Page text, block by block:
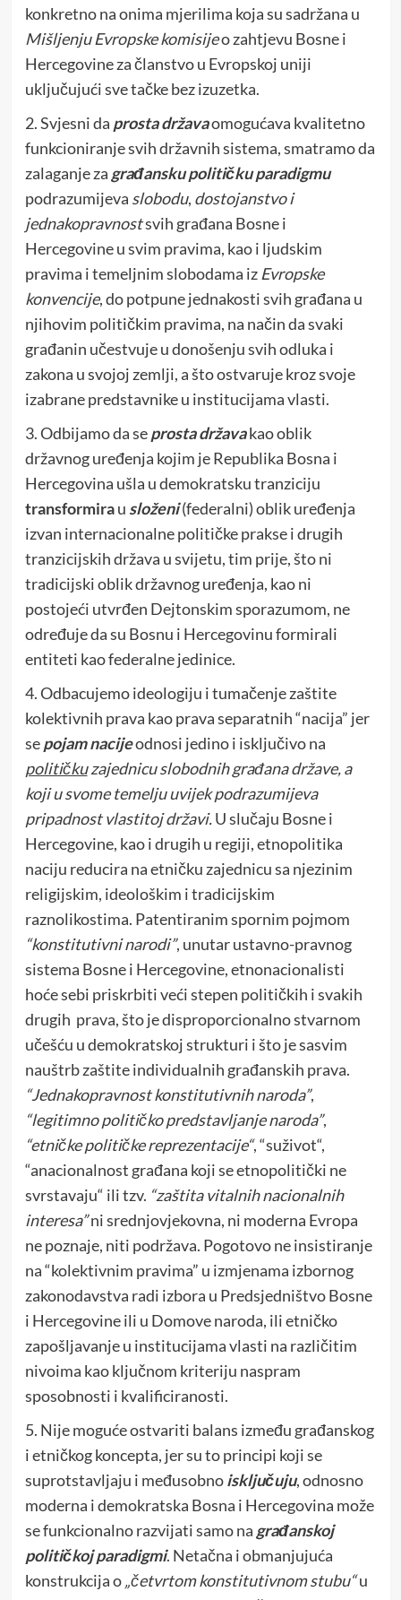
konkretno na onima mjerilima koja su sadržana u
Mišljenju Evropske komisijeo zahtjevu Bosne i
Hercegovine za članstvo u Evropskoj uniji
uključujući sve tačke bez izuzetka.
2. Svjesni da prosta državaomogućava kvalitetno
funkcioniranje svih državnih sistema, smatramo da
zalaganje zagrađansku političku paradigmu
podrazumijeva slobodu, dostojanstvo i
jednakopravnostsvih građana Bosne i
Hercegovine u svim pravima, kao i ljudskim
pravima i temeljnim slobodama izEvropske
konvencije, do potpune jednakosti svih građana u
njihovim političkim pravima, na način da svaki
građanin učestvuje u donošenju svih odluka i
zakona u svojoj zemlji, a što ostvaruje kroz svoje
izabrane predstavnike u institucijama vlasti.
3. Odbijamo da seprosta državakao oblik
državnog uređenja kojim je Republika Bosna i
Hercegovina ušla u demokratsku tranziciju
transformirau složeni(federalni) oblik uređenja
izvan internacionalne političke prakse i drugih
tranzicijskih država u svijetu, tim prije, što ni
tradicijski oblik državnog uređenja, kao ni
postojeći utvrđen Dejtonskim sporazumom, ne
određuje da su Bosnu i Hercegovinu formirali
entiteti kao federalne jedinice.
4. Odbacujemo ideologiju i tumačenje zaštite
kolektivnih prava kao prava separatnih “nacija” jer
sepojam nacijeodnosi jedino i isključivo na
političkuzajednicu slobodnih građana države, a
koji u svome temelju uvijek podrazumijeva
pripadnost vlastitoj državi.U slučaju Bosne i
Hercegovine, kao i drugih u regiji, etnopolitika
naciju reducira na etničku zajednicu sa njezinim
religijskim, ideološkim i tradicijskim
raznolikostima. Patentiranim spornim pojmom
“konstitutivni narodi”, unutar ustavno-pravnog
sistema Bosne i Hercegovine, etnonacionalisti
hoće sebi priskrbiti veći stepen političkih i svakih
drugih prava, što je disproporcionalno stvarnom
učešću u demokratskoj strukturi i što je sasvim
nauštrb zaštite individualnih građanskih prava.
“Jednakopravnost konstitutivnih naroda”,
“legitimno političko predstavljanje naroda”,
“etničke političke reprezentacije“, “suživot“,
“anacionalnost građana koji se etnopolitički ne
svrstavaju“ ili tzv. “zaštita vitalnih nacionalnih
interesa”ni srednjovjekovna, ni moderna Evropa
ne poznaje, niti podržava. Pogotovo ne insistiranje
na “kolektivnim pravima” u izmjenama izbornog
zakonodavstva radi izbora u Predsjedništvo Bosne
i Hercegovine ili u Domove naroda, ili etničko
zapošljavanje u institucijama vlasti na različitim
nivoima kao ključnom kriteriju naspram
sposobnosti i kvalificiranosti.
5. Nije moguće ostvariti balans između građanskog
i etničkog koncepta, jer su to principi koji se
suprotstavljaju i međusobnoisključuju, odnosno
moderna i demokratska Bosna i Hercegovina može
se funkcionalno razvijati samo nagrađanskoj
političkoj paradigmi. Netačna i obmanjujuća
konstrukcija o„četvrtom konstitutivnom stubu“u